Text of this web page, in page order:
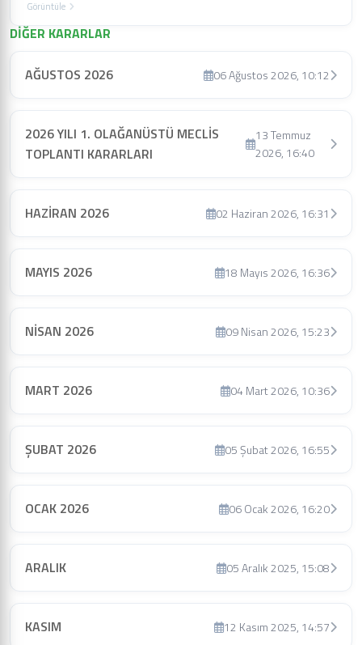
Görüntüle
DİĞER KARARLAR
AĞUSTOS 2026 06 Ağustos 2026, 10:12
2026 YILI 1. OLAĞANÜSTÜ MECLİS
TOPLANTI KARARLARI
13 Temmuz
2026, 16:40
HAZİRAN 2026 02 Haziran 2026, 16:31
MAYIS 2026 18 Mayıs 2026, 16:36
NİSAN 2026 09 Nisan 2026, 15:23
MART 2026 04 Mart 2026, 10:36
ŞUBAT 2026 05 Şubat 2026, 16:55
OCAK 2026 06 Ocak 2026, 16:20
ARALIK 05 Aralık 2025, 15:08
KASIM 12 Kasım 2025, 14:57